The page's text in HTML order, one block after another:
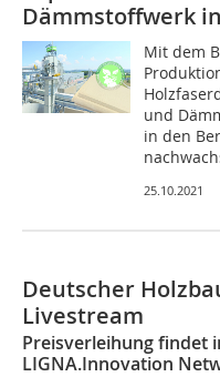
Dämmstoffwerk
Mit dem
und
in den
25.10.2021
Deutscher
Livestream
Preisverleihung findet
LIGNA.Innovation